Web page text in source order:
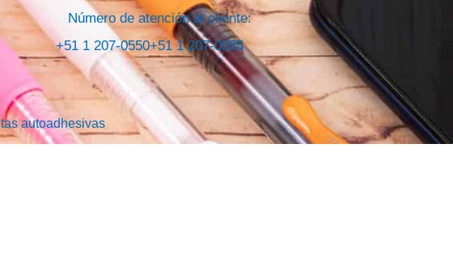
Número de atención al cliente:
+51 1 207-0550+51 1 207-0555
autoadhesivas